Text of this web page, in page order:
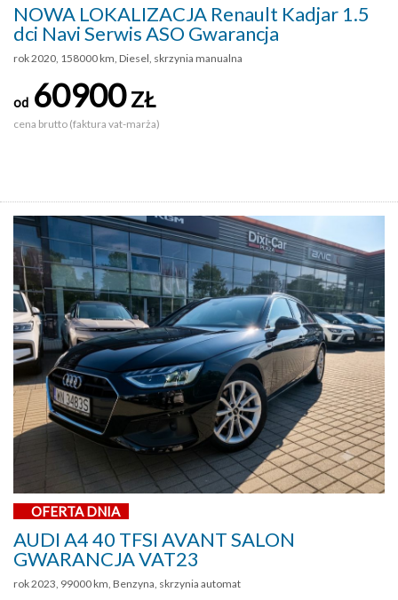
NOWA LOKALIZACJA Renault Kadjar 1.5
dci Navi Serwis ASO Gwarancja
rok 2020, 158000 km, Diesel, skrzynia manualna
od 60900ZŁ
cena brutto (faktura vat-marża)
OFERTA DNIA
AUDI A4 40 TFSI AVANT SALON
GWARANCJA VAT23
rok 2023, 99000 km, Benzyna, skrzynia automat